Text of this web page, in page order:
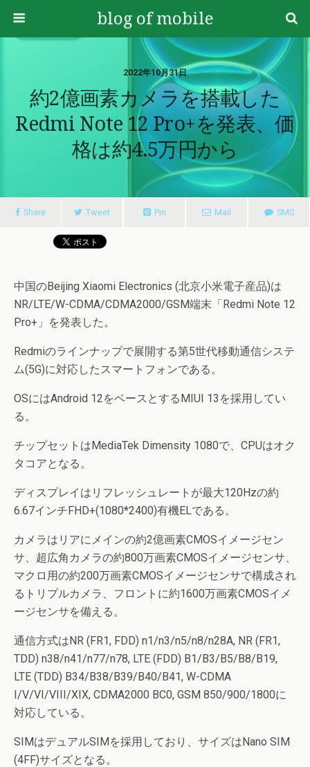
blog of mobile
2022年10月31日
約2億画素カメラを搭載した
Redmi Note 12 Pro+を発表、価
格は約4.5万円から
Share Tweet Pin Mail SMS
中国のBeijing Xiaomi Electronics (北京小米電子産品)は
NR/LTE/W-CDMA/CDMA2000/GSM端末「Redmi Note 12
Pro+」を発表した。
Redmiのラインナップで展開する第5世代移動通信システ
ム(5G)に対応したスマートフォンである。
OSにはAndroid 12をベースとするMIUI 13を採用してい
る。
チップセットはMediaTek Dimensity 1080で、CPUはオク
タコアとなる。
ディスプレイはリフレッシュレートが最大120Hzの約
6.67インチFHD+(1080*2400)有機ELである。
カメラはリアにメインの約2億画素CMOSイメージセン
サ、超広角カメラの約800万画素CMOSイメージセンサ、
マクロ用の約200万画素CMOSイメージセンサで構成され
るトリプルカメラ、フロントに約1600万画素CMOSイメ
ージセンサを備える。
通信方式はNR (FR1, FDD) n1/n3/n5/n8/n28A, NR (FR1,
TDD) n38/n41/n77/n78, LTE (FDD) B1/B3/B5/B8/B19,
LTE (TDD) B34/B38/B39/B40/B41, W-CDMA
I/V/VI/VIII/XIX, CDMA2000 BC0, GSM 850/900/1800に
対応している。
SIMはデュアルSIMを採用しており、サイズはNano SIM
(4FF)サイズとなる。